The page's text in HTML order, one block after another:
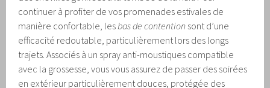
continuer à profiter de vos promenades estivales de
manière confortable, les bas de contention sont d’une
efficacité redoutable, particulièrement lors des longs
trajets. Associés à un spray anti-moustiques compatible
avec la grossesse, vous vous assurez de passer des soirées
en extérieur particulièrement douces, protégée des